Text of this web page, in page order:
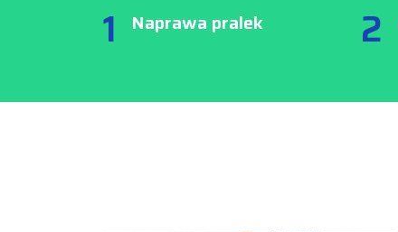
1 Naprawa pralek 2